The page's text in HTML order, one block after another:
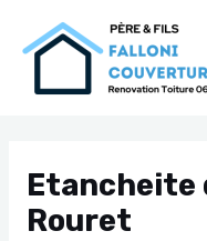
Etancheite
Rouret